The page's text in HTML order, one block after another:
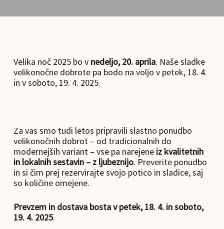
Velika noč 2025 bo v nedeljo, 20. aprila. Naše sladke
velikonočne dobrote pa bodo na voljo v petek, 18. 4.
in v soboto, 19. 4. 2025.
Za vas smo tudi letos pripravili slastno ponudbo
velikonočnih dobrot – od tradicionalnih do
modernejših variant – vse pa narejeneiz kvalitetnih
in lokalnih sestavin – z ljubeznijo. Preverite ponudbo
in si čim prej rezervirajte svojo potico in sladice, saj
so količine omejene.
Prevzem in dostava bosta v petek, 18. 4. in soboto,
19. 4. 2025.